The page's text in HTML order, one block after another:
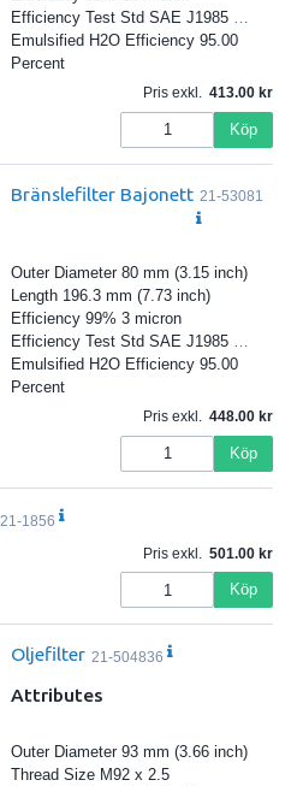
Efficiency Test Std SAE J1985
Emulsified H2O Efficiency 95.00
Percent
Pris exkl. 413.00
Köp
Bränslefilter Bajonett 21-53081
Outer Diameter 80 mm (3.15 inch)
Length 196.3 mm (7.73 inch)
Efficiency 99% 3 micron
Efficiency Test Std SAE J1985
Emulsified H2O Efficiency 95.00
Percent
Pris exkl. 448.00
Köp
21-1856
Pris exkl. 501.00
Köp
Oljefilter 21-504836
Attributes
Outer Diameter 93 mm (3.66 inch)
Thread Size M92 x 2.5